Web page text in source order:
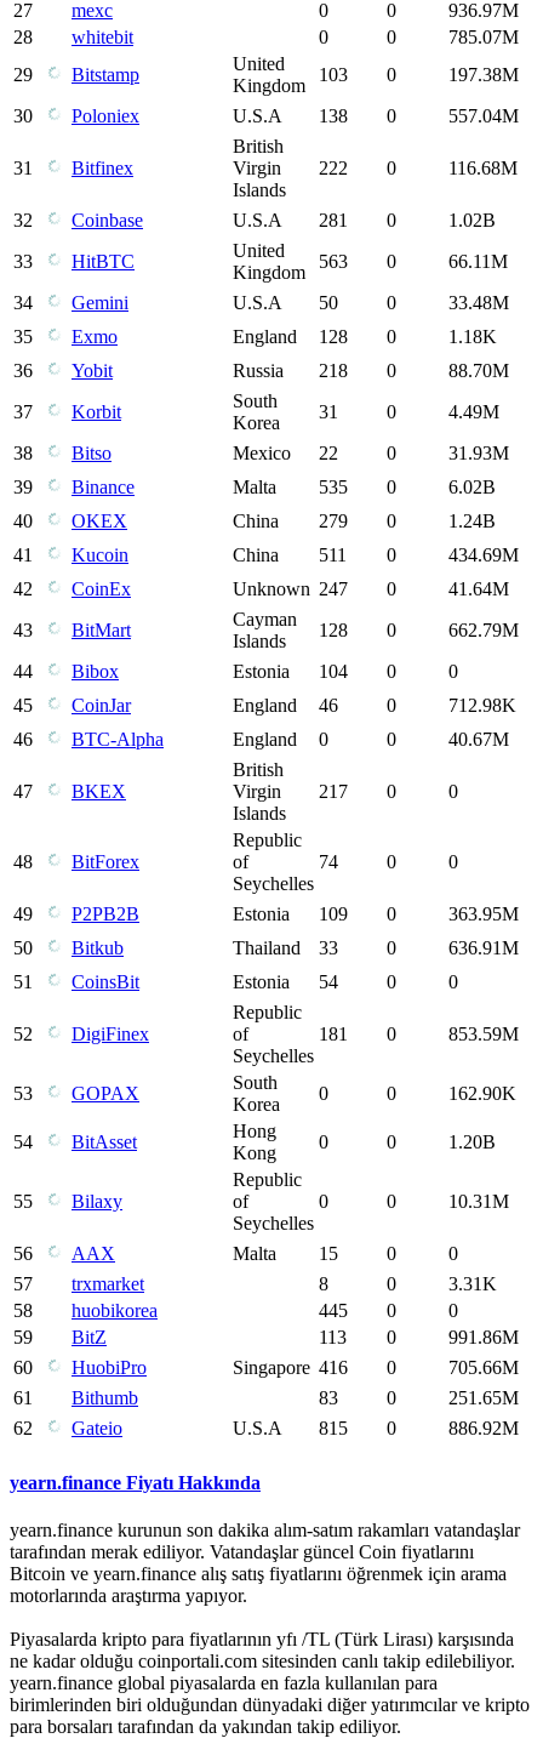
27 mexc 0 0
936.97M
28
whitebit 0 0
785.07M
29
Bitstamp
United
Kingdom
103 0
197.38M
30
Poloniex U.S.A 138 0 557.04M
31 Bitfinex
British
Virgin
Islands
222 0 116.68M
32 Coinbase U.S.A 281 0
1.02B
33
HitBTC
United
Kingdom
563 0
66.11M
34
Gemini U.S.A 50 0
33.48M
35
Exmo England 128 0
1.18K
36
Yobit Russia 218 0
88.70M
37
Korbit
South
Korea
31 0
4.49M
38
Bitso Mexico 22 0
31.93M
39
Binance Malta 535 0
6.02B
40
OKEX China 279 0
1.24B
41
Kucoin China 511 0
434.69M
42
CoinEx Unknown 247 0
41.64M
43
BitMart
Cayman
Islands
128 0
662.79M
44
Bibox Estonia 104 0
0
45
CoinJar England 46 0
712.98K
46
BTC-Alpha England 0 0 40.67M
47 BKEX
British
Virgin
Islands
217 0 0
48 BitForex
Republic
of
Seychelles
74 0 0
49 P2PB2B Estonia 109 0
363.95M
50
Bitkub Thailand 33 0
636.91M
51
CoinsBit Estonia 54 0 0
52 DigiFinex
Republic
of
Seychelles
181 0 853.59M
53 GOPAX
South
Korea
0 0 162.90K
54 BitAsset
Hong
Kong
0 0 1.20B
55 Bilaxy
Republic
of
Seychelles
0 0 10.31M
56 AAX Malta 15 0
0
57
trxmarket 8 0
3.31K
58
huobikorea 445 0
0
59
BitZ 113 0
991.86M
60
HuobiPro Singapore 416 0
705.66M
61
Bithumb 83 0
251.65M
62
Gateio U.S.A 815 0 886.92M
yearn.finance Fiyatı Hakkında
yearn.finance kurunun son dakika alım-satım rakamları vatandaşlar
tarafından merak ediliyor. Vatandaşlar güncel Coin fiyatlarını
Bitcoin ve yearn.finance alış satış fiyatlarını öğrenmek için arama
motorlarında araştırma yapıyor.
Piyasalarda kripto para fiyatlarının yfı /TL (Türk Lirası) karşısında
ne kadar olduğu coinportali.com sitesinden canlı takip edilebiliyor.
yearn.finance global piyasalarda en fazla kullanılan para
birimlerinden biri olduğundan dünyadaki diğer yatırımcılar ve kripto
para borsaları tarafından da yakından takip ediliyor.